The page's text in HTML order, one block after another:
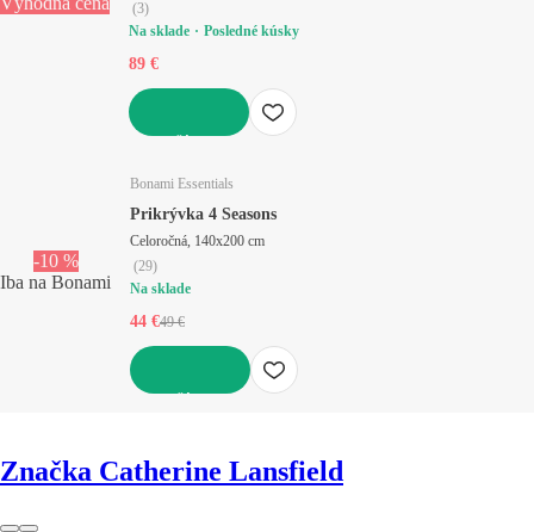
(3)
Na sklade
Posledné kúsky
89 €
-10 %
Iba na Bonami
Bonami Essentials
Prikrývka 4 Seasons
Celoročná, 140x200 cm
(29)
Na sklade
44 €49 €
Značka Catherine Lansfield